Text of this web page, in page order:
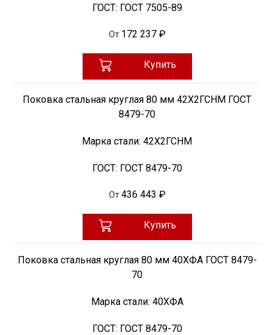
ГОСТ: ГОСТ 7505-89
От 172 237 ₽
Купить
Поковка стальная круглая 80 мм 42Х2ГСНМ ГОСТ
8479-70
Марка стали: 42Х2ГСНМ
ГОСТ: ГОСТ 8479-70
От 436 443 ₽
Купить
Поковка стальная круглая 80 мм 40ХФА ГОСТ 8479-
70
Марка стали: 40ХФА
ГОСТ: ГОСТ 8479-70